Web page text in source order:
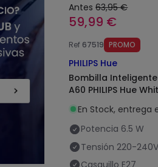
Antes 63,95 €
59,99 €
Ref 67519 PROMO
PHILIPS Hue
Bombilla Inteligente
A60 PHILIPS Hue
En Stock, entrega
Potencia 6.5 W
Tensión 220-
Casquillo E27